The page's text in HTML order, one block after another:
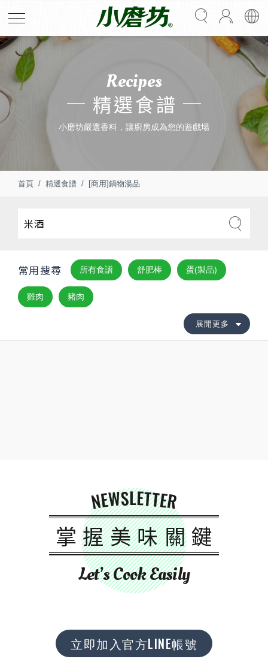
Recipes
精選食譜
小磨坊嚴選香料，讓廚房成為您的遊戲場
首頁 精選食譜 [商用]鍋物湯品
常用搜尋 所有食譜 舒肥棒 蛋(製品)
雞肉 豬肉
展開更多
NEWSLETTER
掌握美味關鍵
Let’s Cook Easily
立即加入官方LINE帳號